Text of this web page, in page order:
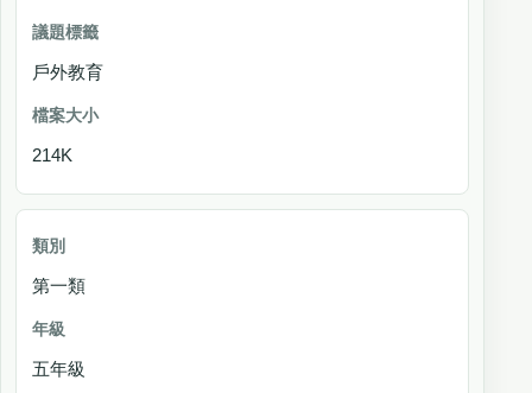
戶外教育
214K
第一類
五年級